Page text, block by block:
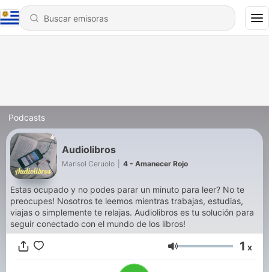
Podcasts
Audiolibros
Marisol Ceruolo 4 - Amanecer Rojo
Estas ocupado y no podes parar un minuto para leer? No te
preocupes! Nosotros te leemos mientras trabajas, estudias,
viajas o simplemente te relajas. Audiolibros es tu solución para
seguir conectado con el mundo de los libros!
Volumen 1 x